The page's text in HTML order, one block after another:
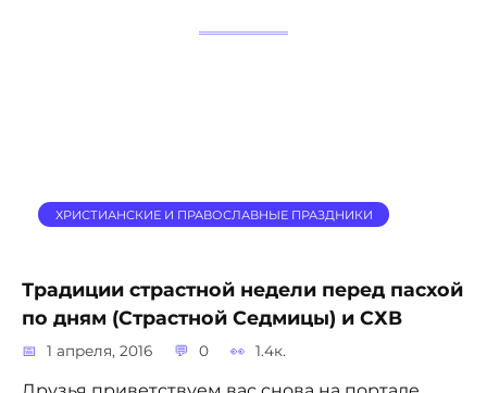
ХРИСТИАНСКИЕ И ПРАВОСЛАВНЫЕ ПРАЗДНИКИ
Традиции страстной недели перед пасхой
по дням (Страстной Седмицы) и СХВ
1 апреля, 2016 0 1.4к.